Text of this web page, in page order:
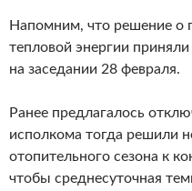
Напомним, что решение о
тепловой энергии
на заседании 28 февраля.
Ранее предлагалось
исполкома тогда решили
отопительного сезона к
чтобы среднесуточная